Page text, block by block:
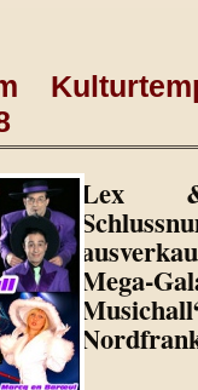
Lex
Mega-